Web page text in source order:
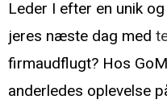
Leder I efter en unik
jeres næste dag med
firmaudflugt? Hos
anderledes oplevelse